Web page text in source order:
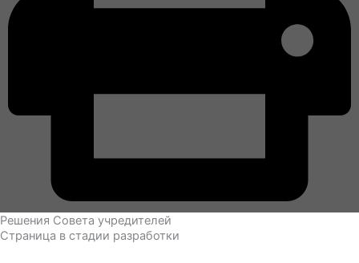
Решения Совета учредителей
Страница в стадии разработки